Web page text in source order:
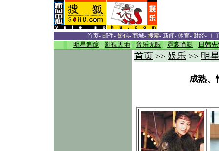
首页- 邮件- 短信- 商城- 搜索- 新闻- 体育- 财经- Ｉ
明星追踪 － 影视天地 － 音乐无限 － 霓裳艳影 － 日韩先
首页 >> 娱乐 >> 明
成熟、